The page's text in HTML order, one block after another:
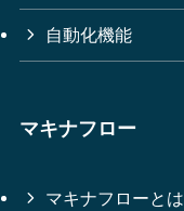
自動化機能
マキナフロー
マキナフローとは